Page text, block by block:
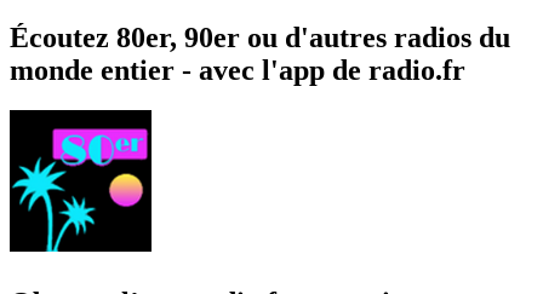
Écoutez 80er, 90er ou d'autres radios du
monde entier - avec l'app de radio.fr